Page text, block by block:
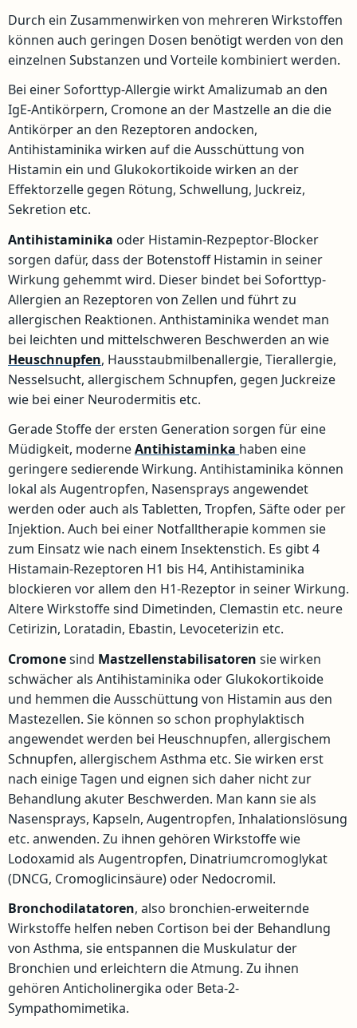
Durch ein Zusammenwirken von mehreren Wirkstoffen
können auch geringen Dosen benötigt werden von den
einzelnen Substanzen und Vorteile kombiniert werden.
Bei einer Soforttyp-Allergie wirkt Amalizumab an den
IgE-Antikörpern, Cromone an der Mastzelle an die die
Antikörper an den Rezeptoren andocken,
Antihistaminika wirken auf die Ausschüttung von
Histamin ein und Glukokortikoide wirken an der
Effektorzelle gegen Rötung, Schwellung, Juckreiz,
Sekretion etc.
Antihistaminika oder Histamin-Rezpeptor-Blocker
sorgen dafür, dass der Botenstoff Histamin in seiner
Wirkung gehemmt wird. Dieser bindet bei Soforttyp-
Allergien an Rezeptoren von Zellen und führt zu
allergischen Reaktionen. Anthistaminika wendet man
bei leichten und mittelschweren Beschwerden an wie
Heuschnupfen, Hausstaubmilbenallergie, Tierallergie,
Nesselsucht, allergischem Schnupfen, gegen Juckreize
wie bei einer Neurodermitis etc.
Gerade Stoffe der ersten Generation sorgen für eine
Müdigkeit, moderneAntihistaminka haben eine
geringere sedierende Wirkung. Antihistaminika können
lokal als Augentropfen, Nasensprays angewendet
werden oder auch als Tabletten, Tropfen, Säfte oder per
Injektion. Auch bei einer Notfalltherapie kommen sie
zum Einsatz wie nach einem Insektenstich. Es gibt 4
Histamain-Rezeptoren H1 bis H4, Antihistaminika
blockieren vor allem den H1-Rezeptor in seiner Wirkung.
Altere Wirkstoffe sind Dimetinden, Clemastin etc. neure
Cetirizin, Loratadin, Ebastin, Levoceterizin etc.
Cromonesind Mastzellenstabilisatoren sie wirken
schwächer als Antihistaminika oder Glukokortikoide
und hemmen die Ausschüttung von Histamin aus den
Mastezellen. Sie können so schon prophylaktisch
angewendet werden bei Heuschnupfen, allergischem
Schnupfen, allergischem Asthma etc. Sie wirken erst
nach einige Tagen und eignen sich daher nicht zur
Behandlung akuter Beschwerden. Man kann sie als
Nasensprays, Kapseln, Augentropfen, Inhalationslösung
etc. anwenden. Zu ihnen gehören Wirkstoffe wie
Lodoxamid als Augentropfen, Dinatriumcromoglykat
(DNCG, Cromoglicinsäure) oder Nedocromil.
Bronchodilatatoren, also bronchien-erweiternde
Wirkstoffe helfen neben Cortison bei der Behandlung
von Asthma, sie entspannen die Muskulatur der
Bronchien und erleichtern die Atmung. Zu ihnen
gehören Anticholinergika oder Beta-2-
Sympathomimetika.